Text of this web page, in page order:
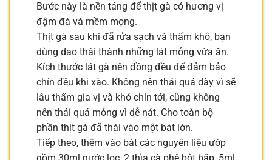
Bước này là nền tảng để thịt gà có hương vị
đậm đà và mềm mọng.
Thịt gà sau khi đã rửa sạch và thấm khô, bạn
dùng dao thái thành những lát mỏng vừa ăn.
Kích thước lát gà nên đồng đều để đảm bảo
chín đều khi xào. Không nên thái quá dày vì sẽ
lâu thấm gia vị và khó chín tới, cũng không
nên thái quá mỏng vì dễ nát. Cho toàn bộ
phần thịt gà đã thái vào một bát lớn.
Tiếp theo, thêm vào bát các nguyên liệu ướp